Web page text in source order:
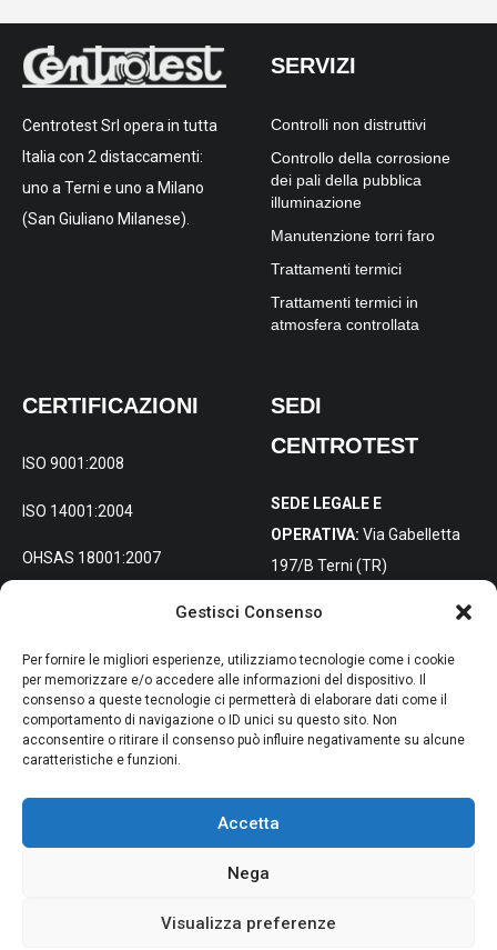
Gestisci Consenso
Per fornire le migliori esperienze, utilizziamo tecnologie come i cookie
per memorizzare e/o accedere alle informazioni del dispositivo. Il
consenso a queste tecnologie ci permetterà di elaborare dati come il
comportamento di navigazione o ID unici su questo sito. Non
acconsentire o ritirare il consenso può influire negativamente su alcune
caratteristiche e funzioni.
Accetta
Nega
Visualizza preferenze
Centrotest Srl opera in tutta
Italia con 2 distaccamenti:
uno a Terni e uno a Milano
(San Giuliano Milanese).
SERVIZI
Controlli non distruttivi
Controllo della corrosione
dei pali della pubblica
illuminazione
Manutenzione torri faro
Trattamenti termici
Trattamenti termici in
atmosfera controllata
CERTIFICAZIONI
ISO 9001:2008
ISO 14001:2004
OHSAS 18001:2007
SEDI
CENTROTEST
SEDE LEGALE E
OPERATIVA: Via Gabelletta
197/B Terni (TR)
SEDE DISTACCATA PER
SETTENTRIONALE:Via
Molise 4, 20098 San Giuliano
Milanese (MI)
© 2024 Centrotest s.r.l. Capitale Sociale: 100.000 Eur I.V. – Codice